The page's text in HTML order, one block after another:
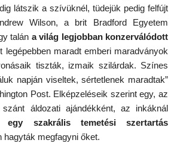
látszik a szívüknél, tüdejük pedig felfújt
Wilson, a brit Bradford Egyetem
talán a világ legjobban konzerválódott
legépebben maradt emberi maradványok
tiszták, izmaik szilárdak. Színes
napján viseltek, sértetlenek maradtak”
Post. Elképzeléseik szerint egy, az
áldozati ajándékként, az inkáknál
egy szakrális temetési szertartás
hagyták megfagyni őket.